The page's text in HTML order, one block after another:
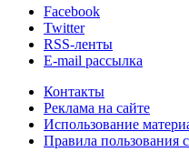
Facebook
Twitter
RSS-ленты
E-mail рассылка
Контакты
Реклама на сайте
Использование
Правила пользования